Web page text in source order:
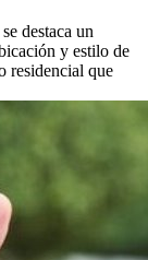
destaca un
y estilo de
residencial que